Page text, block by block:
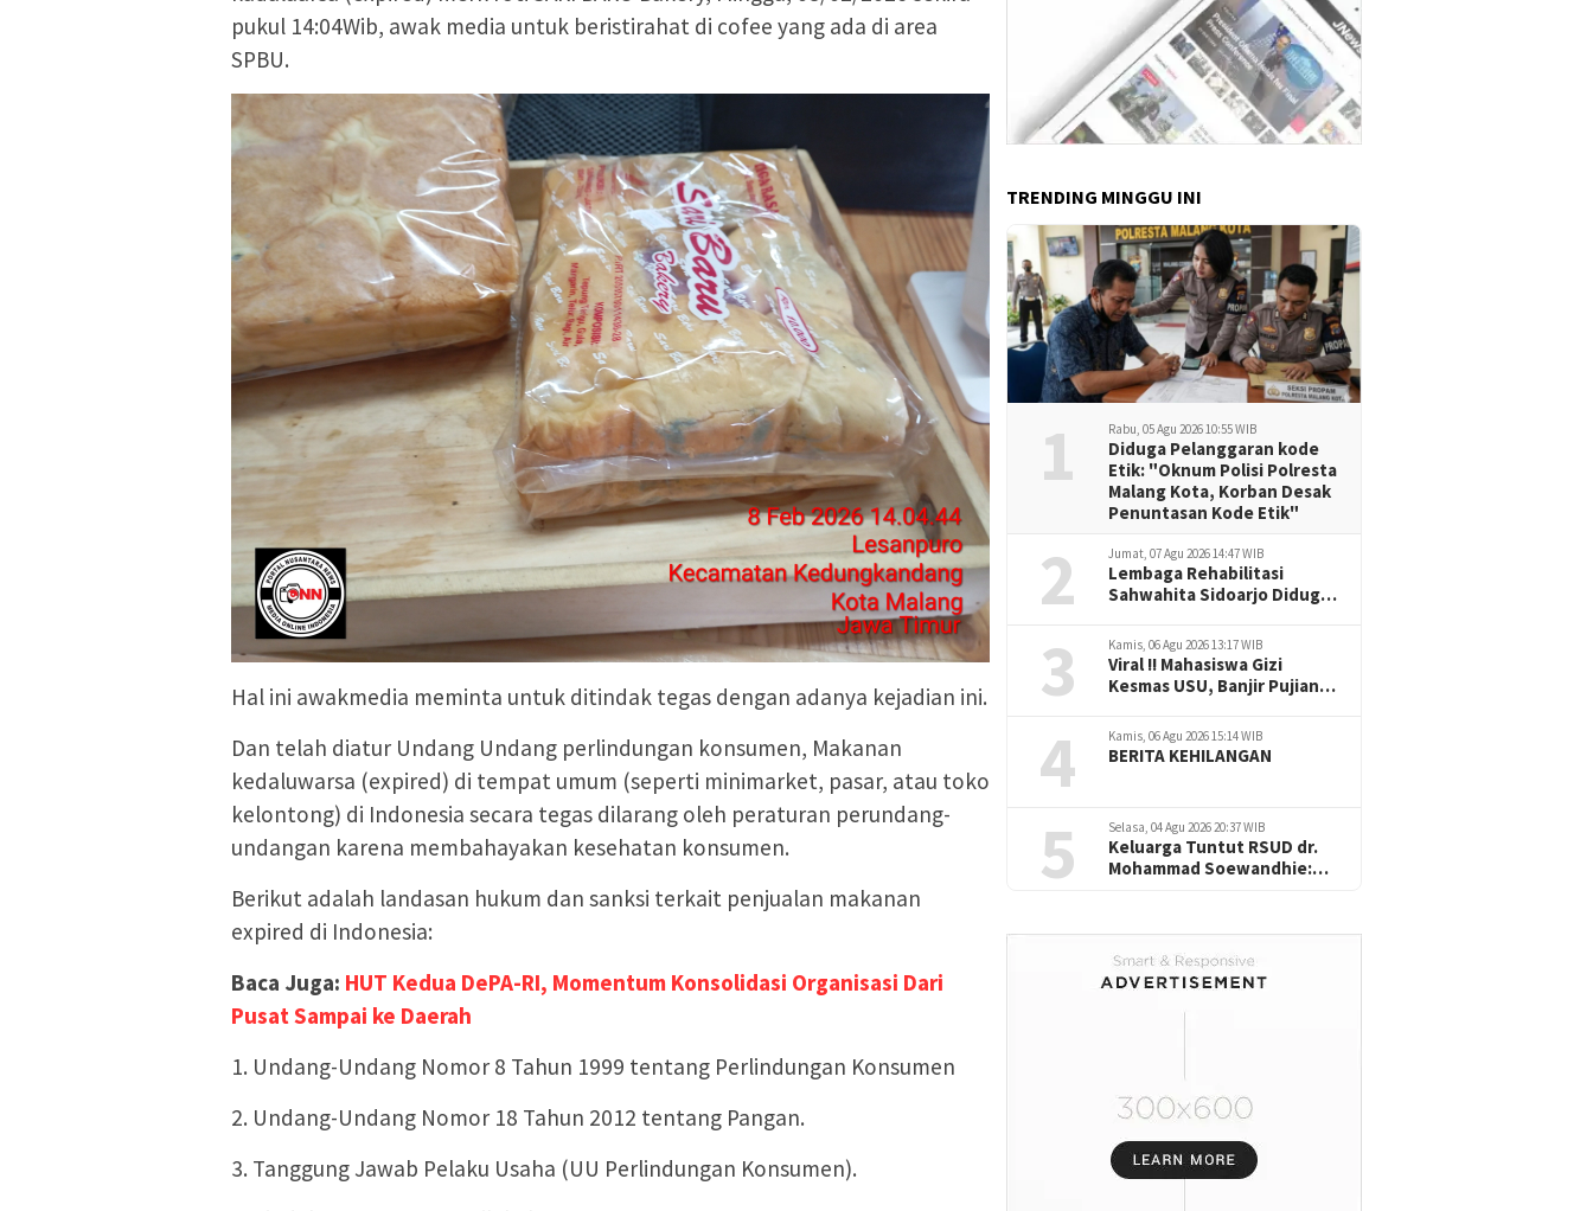
pukul 14:04Wib, awak media untuk beristirahat di cofee yang ada di area
SPBU.
Hal ini awakmedia meminta untuk ditindak tegas dengan adanya kejadian ini.
Dan telah diatur Undang Undang perlindungan konsumen, Makanan
kedaluwarsa (expired) di tempat umum (seperti minimarket, pasar, atau toko
kelontong) di Indonesia secara tegas dilarang oleh peraturan perundang-
undangan karena membahayakan kesehatan konsumen.
Berikut adalah landasan hukum dan sanksi terkait penjualan makanan
expired di Indonesia:
Baca Juga: HUT Kedua DePA-RI, Momentum Konsolidasi Organisasi Dari
Pusat Sampai ke Daerah
1. Undang-Undang Nomor 8 Tahun 1999 tentang Perlindungan Konsumen
2. Undang-Undang Nomor 18 Tahun 2012 tentang Pangan.
3. Tanggung Jawab Pelaku Usaha (UU Perlindungan Konsumen).
TRENDING MINGGU INI
1 Rabu, 05 Agu 2026 10:55 WIB
Diduga Pelanggaran kode
Etik: "Oknum Polisi Polresta
Malang Kota, Korban Desak
Penuntasan Kode Etik"
2 Jumat, 07 Agu 2026 14:47 WIB
Lembaga Rehabilitasi
Sahwahita Sidoarjo Diduga
ke Rekening Perorangan
3 Kamis, 06 Agu 2026 13:17 WIB
Viral !! Mahasiswa Gizi
Kesmas USU, Banjir Pujian
International Dari Rp.70
Ribu Refeensi Akademik
4 Kamis, 06 Agu 2026 15:14 WIB
BERITA KEHILANGAN
5 Selasa, 04 Agu 2026 20:37 WIB
Keluarga Tuntut RSUD dr.
Mohammad Soewandhie:
Meninggal di Ruang ICU